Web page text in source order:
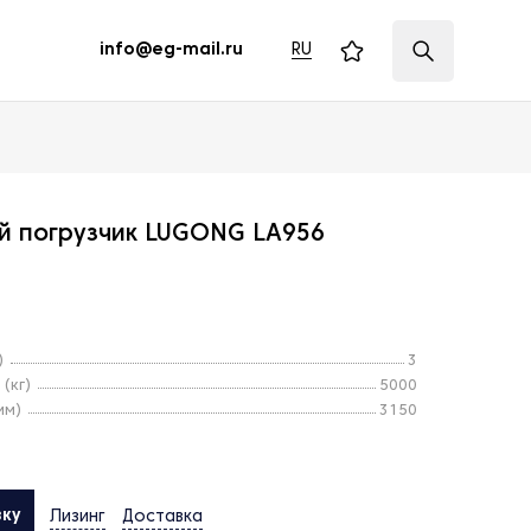
info@eg-mail.ru RU
погрузчик LUGONG LA956
3
5000
3150
Лизинг Доставка